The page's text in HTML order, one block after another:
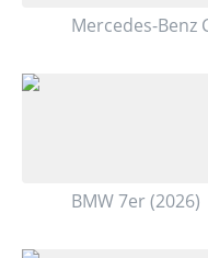
Mercedes-Benz
BMW 7er (2026)